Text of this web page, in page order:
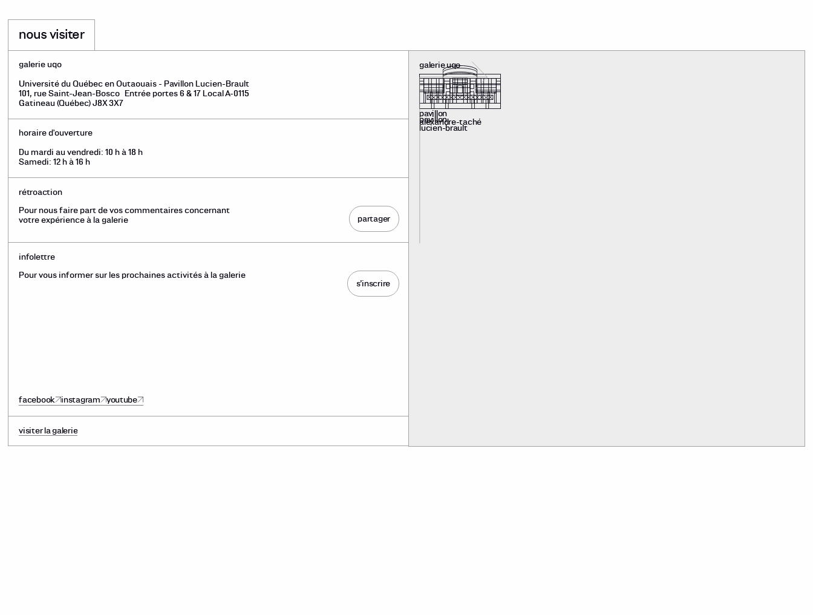
nous visiter
galerie uqo
Université du Québec en Outaouais - Pavillon Lucien-Brault
101, rue Saint-Jean-Bosco Entrée portes 6 & 17 Local A-0115
Gatineau (Québec) J8X 3X7
horaire d'ouverture
Du mardi au vendredi: 10 h à 18 h
Samedi: 12 h à 16 h
rétroaction
Pour nous faire part de vos commentaires concernant
votre expérience à la galerie
partager
infolettre
Pour vous informer sur les prochaines activités à la galerie
s’inscrire
facebook instagram youtube
visiter la galerie
galerie uqo
pavillon
lucien-brault
pavillon
alexandre-taché